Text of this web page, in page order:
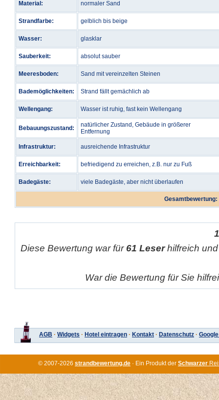
Material: normaler Sand
Strandfarbe: gelblich bis beige
Wasser: glasklar
Sauberkeit: absolut sauber
Meeresboden: Sand mit vereinzelten Steinen
Bademöglichkeiten: Strand fällt gemächlich ab
Wellengang: Wasser ist ruhig, fast kein Wellengang
Bebauungszustand:
natürlicher Zustand, Gebäude in größerer
Entfernung
Infrastruktur: ausreichende Infrastruktur
Erreichbarkeit: befriedigend zu erreichen, z.B. nur zu Fuß
Badegäste: viele Badegäste, aber nicht überlaufen
Gesamtbewertung:
Diese Bewertung war für 61 Leserhilfreich
War die Bewertung für Sie
AGB · Widgets · Hotel eintragen · Kontakt · Datenschutz ·
© 2007-2026 strandbewertung.de · Ein Produkt der Schwarzer